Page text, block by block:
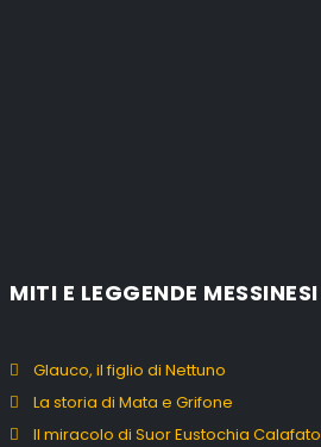
MITI E LEGGENDE MESSINESI
Glauco, il figlio di Nettuno
La storia di Mata e Grifone
Il miracolo di Suor Eustochia Calafato